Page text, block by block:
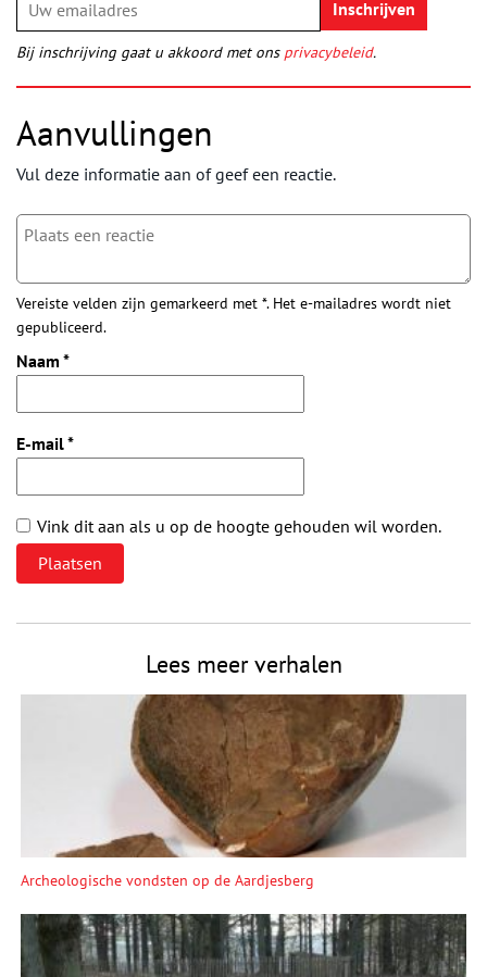
Bij inschrijving gaat u akkoord met ons privacybeleid.
Aanvullingen
Vul deze informatie aan of geef een reactie.
Vereiste velden zijn gemarkeerd met *. Het e-mailadres wordt niet
gepubliceerd.
Naam *
E-mail*
Vink dit aan als u op de hoogte gehouden wil worden.
Lees meer verhalen
Archeologische vondsten op de Aardjesberg